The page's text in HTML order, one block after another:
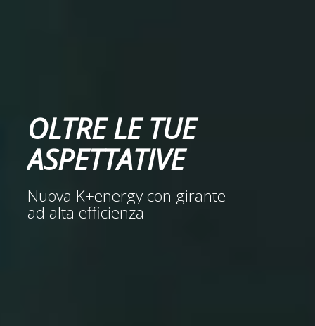
OLTRE LE TUE
ASPETTATIVE
Nuova K+energy con girante
ad alta efficienza